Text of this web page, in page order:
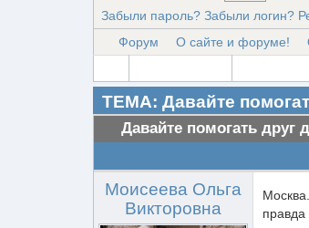
Забыли пароль? Забыли логин?
Форум
О сайте и форуме!
ТЕМА: Давайте
Давайте помогать друг
Моисеева Ольга
Викторовна